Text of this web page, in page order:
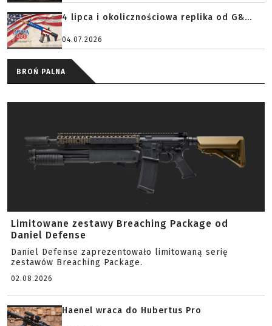
4 lipca i okolicznościowa replika od G&...
04.07.2026
BROŃ PALNA
Limitowane zestawy Breaching Package od
Daniel Defense
Daniel Defense zaprezentowało limitowaną serię
zestawów Breaching Package.
02.08.2026
Haenel wraca do Hubertus Pro